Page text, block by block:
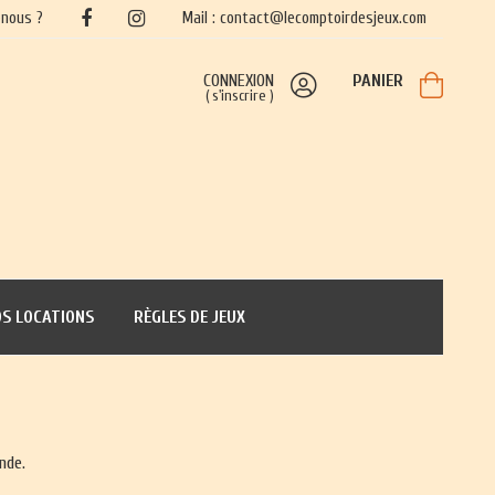
CONNEXION
(s'inscrire )
PANIER
LOCATIONS RÈGLES DE JEUX
? Mail : contact@lecomptoirdesjeux.com